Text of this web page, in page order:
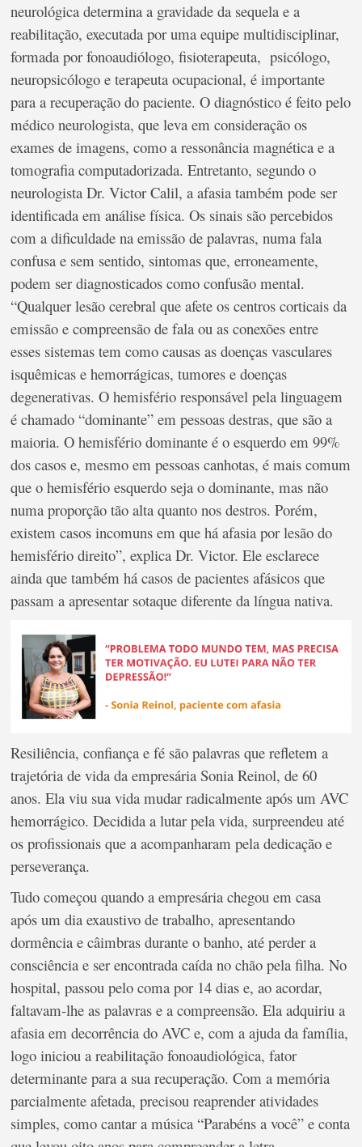
neurológica determina a gravidade da sequela e a
reabilitação, executada por uma equipe multidisciplinar,
formada por fonoaudiólogo, fisioterapeuta, psicólogo,
neuropsicólogo e terapeuta ocupacional, é importante
para a recuperação do paciente. O diagnóstico é feito pelo
médico neurologista, que leva em consideração os
exames de imagens, como a ressonância magnética e a
tomografia computadorizada. Entretanto, segundo o
neurologista Dr. Victor Calil, a afasia também pode ser
identificada em análise física. Os sinais são percebidos
com a dificuldade na emissão de palavras, numa fala
confusa e sem sentido, sintomas que, erroneamente,
podem ser diagnosticados como confusão mental.
“Qualquer lesão cerebral que afete os centros corticais da
emissão e compreensão de fala ou as conexões entre
esses sistemas tem como causas as doenças vasculares
isquêmicas e hemorrágicas, tumores e doenças
degenerativas. O hemisfério responsável pela linguagem
é chamado “dominante” em pessoas destras, que são a
maioria. O hemisfério dominante é o esquerdo em 99%
dos casos e, mesmo em pessoas canhotas, é mais comum
que o hemisfério esquerdo seja o dominante, mas não
numa proporção tão alta quanto nos destros. Porém,
existem casos incomuns em que há afasia por lesão do
hemisfério direito”, explica Dr. Victor. Ele esclarece
ainda que também há casos de pacientes afásicos que
passam a apresentar sotaque diferente da língua nativa.
Resiliência, confiança e fé são palavras que refletem a
trajetória de vida da empresária Sonia Reinol, de 60
anos. Ela viu sua vida mudar radicalmente após um AVC
hemorrágico. Decidida a lutar pela vida, surpreendeu até
os profissionais que a acompanharam pela dedicação e
perseverança.
Tudo começou quando a empresária chegou em casa
após um dia exaustivo de trabalho, apresentando
dormência e câimbras durante o banho, até perder a
consciência e ser encontrada caída no chão pela filha. No
hospital, passou pelo coma por 14 dias e, ao acordar,
faltavam-lhe as palavras e a compreensão. Ela adquiriu a
afasia em decorrência do AVC e, com a ajuda da família,
logo iniciou a reabilitação fonoaudiológica, fator
determinante para a sua recuperação. Com a memória
parcialmente afetada, precisou reaprender atividades
simples, como cantar a música “Parabéns a você” e conta